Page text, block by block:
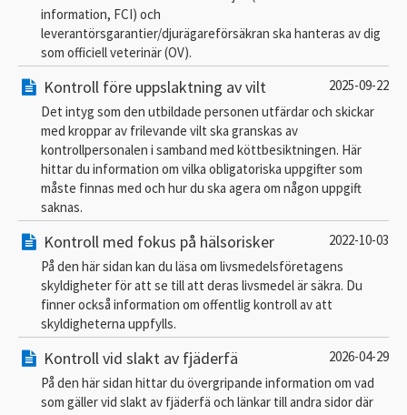
information, FCI) och
leverantörsgarantier/djurägareförsäkran ska hanteras av dig
som officiell veterinär (OV).
Kontroll före uppslaktning av vilt
2025-09-22
Det intyg som den utbildade personen utfärdar och skickar
med kroppar av frilevande vilt ska granskas av
kontrollpersonalen i samband med köttbesiktningen. Här
hittar du information om vilka obligatoriska uppgifter som
måste finnas med och hur du ska agera om någon uppgift
saknas.
Kontroll med fokus på hälsorisker
2022-10-03
På den här sidan kan du läsa om livsmedelsföretagens
skyldigheter för att se till att deras livsmedel är säkra. Du
finner också information om offentlig kontroll av att
skyldigheterna uppfylls.
Kontroll vid slakt av fjäderfä
2026-04-29
På den här sidan hittar du övergripande information om vad
som gäller vid slakt av fjäderfä och länkar till andra sidor där